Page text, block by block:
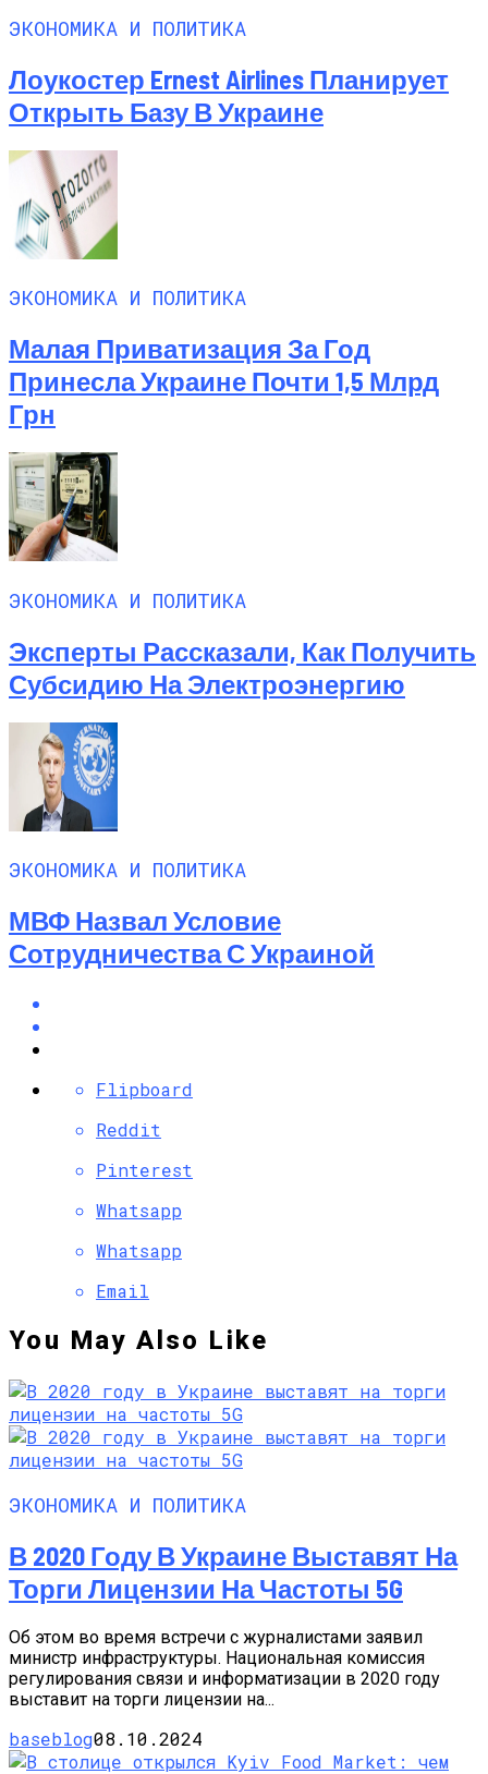
ЭКОНОМИКА И ПОЛИТИКА
Лоукостер Ernest Airlines Планирует
Открыть Базу В Украине
ЭКОНОМИКА И ПОЛИТИКА
Малая Приватизация За Год
Принесла Украине Почти 1,5 Млрд
Грн
ЭКОНОМИКА И ПОЛИТИКА
Эксперты Рассказали, Как Получить
Субсидию На Электроэнергию
ЭКОНОМИКА И ПОЛИТИКА
МВФ Назвал Условие
Сотрудничества С Украиной
Flipboard
Reddit
Pinterest
Whatsapp
Whatsapp
Email
You May Also Like
ЭКОНОМИКА И ПОЛИТИКА
В 2020 Году В Украине Выставят На
Торги Лицензии На Частоты 5G
Об этом во время встречи с журналистами заявил
министр инфраструктуры. Национальная комиссия
регулирования связи и информатизации в 2020 году
выставит на торги лицензии на...
baseblog08.10.2024